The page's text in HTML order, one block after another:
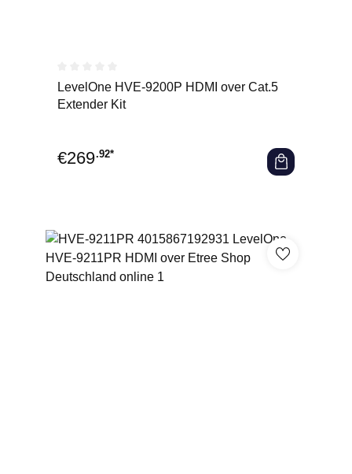
Durchschnittliche Bewertung von 0 von 5 Sternen
LevelOne HVE-9200P HDMI over Cat.5
Extender Kit
€269.92*